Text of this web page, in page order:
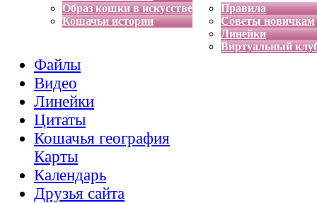
Образ кошки в искусстве
Кошачьи истории
Правила
Советы новичкам
Линейки
Виртуальный
Файлы
Видео
Линейки
Цитаты
Кошачья география
Карты
Календарь
Друзья сайта